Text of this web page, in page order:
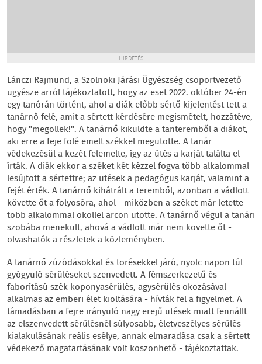
HIRDETÉS
Lánczi Rajmund, a Szolnoki Járási Ügyészség csoportvezető
ügyésze arról tájékoztatott, hogy az eset 2022. október 24-én
egy tanórán történt, ahol a diák előbb sértő kijelentést tett a
tanárnő felé, amit a sértett kérdésére megismételt, hozzátéve,
hogy "megöllek!". A tanárnő kiküldte a tanteremből a diákot,
aki erre a feje fölé emelt székkel megütötte. A tanár
védekezésül a kezét felemelte, így az ütés a karját találta el -
írták. A diák ekkor a széket két kézzel fogva több alkalommal
lesújtott a sértettre; az ütések a pedagógus karját, valamint a
fejét érték. A tanárnő kihátrált a teremből, azonban a vádlott
követte őt a folyosóra, ahol - miközben a széket már letette -
több alkalommal ököllel arcon ütötte. A tanárnő végül a tanári
szobába menekült, ahová a vádlott már nem követte őt -
olvashatók a részletek a közleményben.
A tanárnő zúzódásokkal és törésekkel járó, nyolc napon túl
gyógyuló sérüléseket szenvedett. A fémszerkezetű és
faborítású szék koponyasérülés, agysérülés okozásával
alkalmas az emberi élet kioltására - hívták fel a figyelmet. A
támadásban a fejre irányuló nagy erejű ütések miatt fennállt
az elszenvedett sérülésnél súlyosabb, életveszélyes sérülés
kialakulásának reális esélye, annak elmaradása csak a sértett
védekező magatartásának volt köszönhető - tájékoztattak.